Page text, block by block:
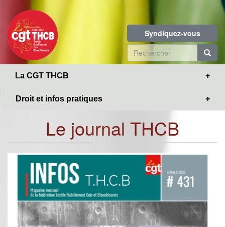
contenu
principal
Syndiquez-vous
Formulaire
de
La CGT THCB
Droit et infos pratiques
Le journal THCB